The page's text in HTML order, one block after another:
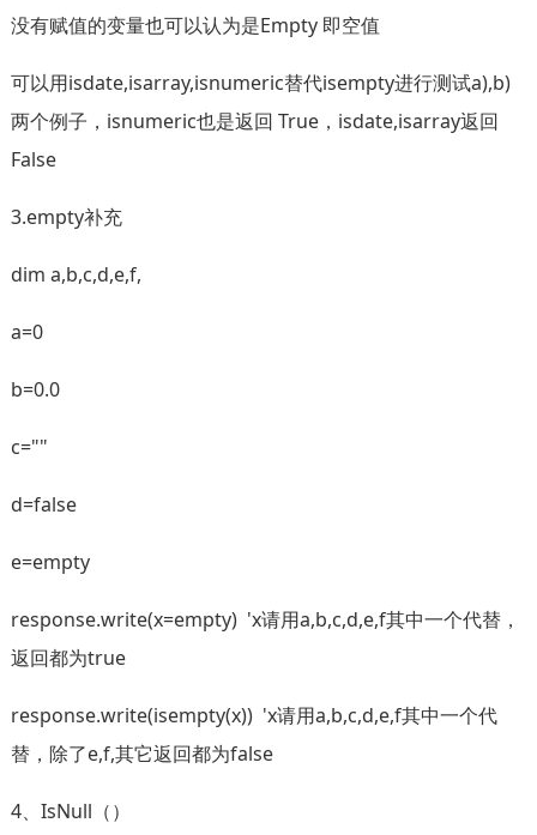
没有赋值的变量也可以认为是Empty 即空值
可以用isdate,isarray,isnumeric替代isempty进行测试a),b)
两个例子，isnumeric也是返回 True，isdate,isarray返回
False
3.empty补充
dim a,b,c,d,e,f,
a=0
b=0.0
c=""
d=false
e=empty
response.write(x=empty) 'x请用a,b,c,d,e,f其中一个代替，
返回都为true
response.write(isempty(x)) 'x请用a,b,c,d,e,f其中一个代
替，除了e,f,其它返回都为false
4、IsNull（）